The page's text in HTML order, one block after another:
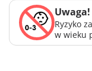
Uwaga!
Ryzyko
w wieku